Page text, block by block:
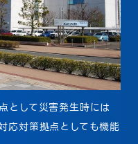
として災害発生時には
応対策拠点としても機能